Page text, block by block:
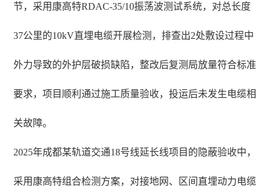
节，采用康高特RDAC-35/10振荡波测试系统，对总长度
37公里的10kV直埋电缆开展检测，排查出2处敷设过程中
外力导致的外护层破损缺陷，整改后复测局放量符合标准
要求，项目顺利通过施工质量验收，投运后未发生电缆相
关故障。
2025年成都某轨道交通18号线延长线项目的隐蔽验收中，
采用康高特组合检测方案，对接地网、区间直埋动力电缆